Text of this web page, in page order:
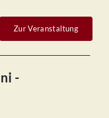
Zur Veranstaltung
-